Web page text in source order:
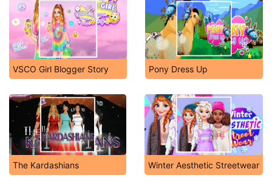
VSCO Girl Blogger Story Pony Dress Up
The Kardashians Winter Aesthetic Streetwear